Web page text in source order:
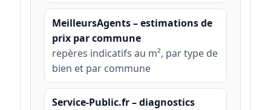
MeilleursAgents – estimations de
prix par commune
repères indicatifs au m², par type de
bien et par commune
Service-Public.fr – diagnostics